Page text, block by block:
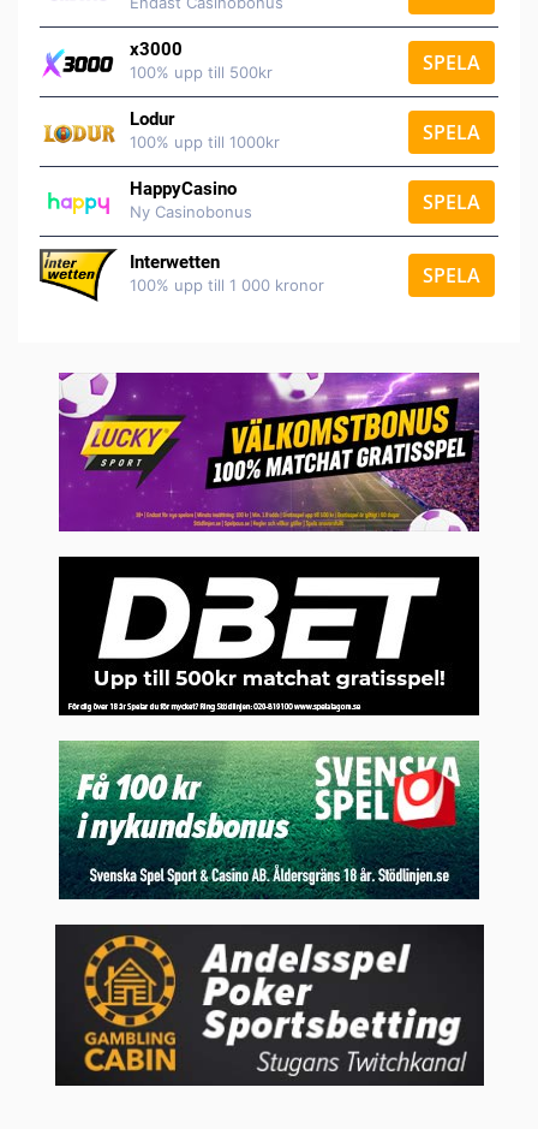
x3000
100% upp till 500kr SPELA
Lodur
100% upp till 1000kr SPELA
HappyCasino
Ny Casinobonus SPELA
Interwetten
100% upp till 1 000 kronor SPELA